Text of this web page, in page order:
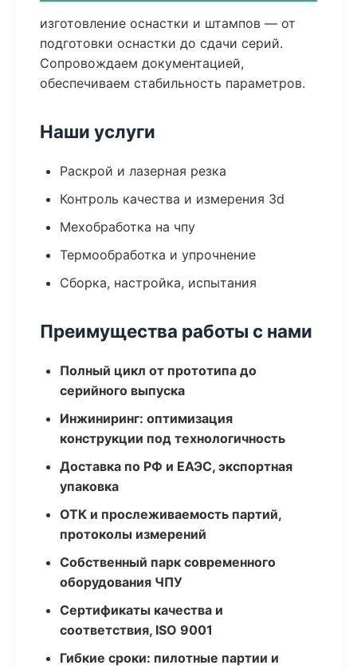
изготовление оснастки и штампов — от
подготовки оснастки до сдачи серий.
Сопровождаем документацией,
обеспечиваем стабильность параметров.
Наши услуги
Раскрой и лазерная резка
Контроль качества и измерения 3d
Мехобработка на чпу
Термообработка и упрочнение
Сборка, настройка, испытания
Преимущества работы с нами
Полный цикл от прототипа до
серийного выпуска
Инжиниринг: оптимизация
конструкции под технологичность
Доставка по РФ и ЕАЭС, экспортная
упаковка
ОТК и прослеживаемость партий,
протоколы измерений
Собственный парк современного
оборудования ЧПУ
Сертификаты качества и
соответствия, ISO 9001
Гибкие сроки: пилотные партии и